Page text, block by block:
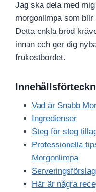
Jag ska dela med
morgonlimpa som blir
Detta enkla bröd
innan och ger dig
frukostbordet.
Vad är Snabb
Ingredienser
Steg för steg
Professionella
Morgonlimpa
Här är några